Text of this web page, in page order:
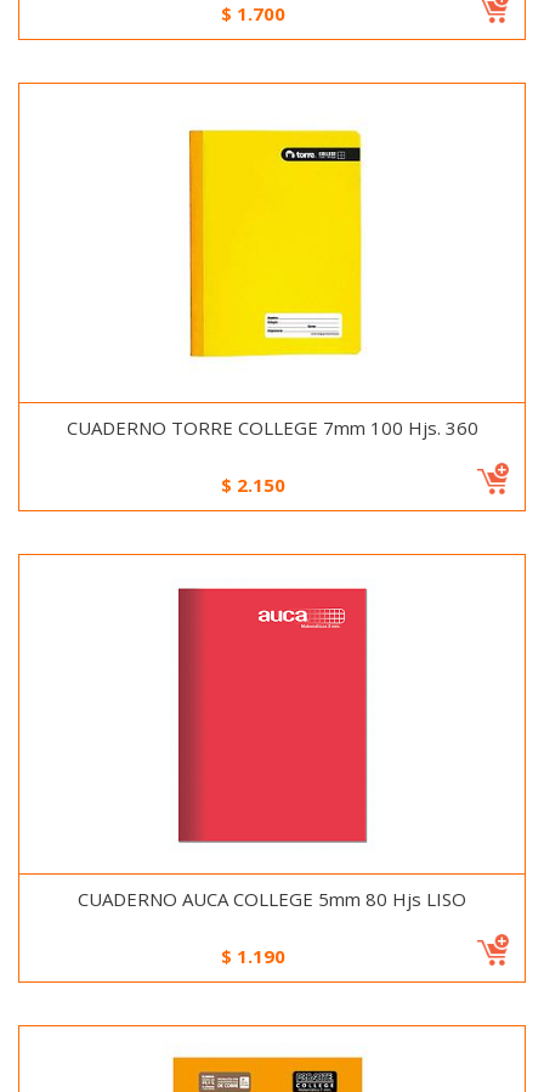
$ 1.700
CUADERNO TORRE COLLEGE 7mm 100 Hjs. 360
$ 2.150
CUADERNO AUCA COLLEGE 5mm 80 Hjs LISO
$ 1.190